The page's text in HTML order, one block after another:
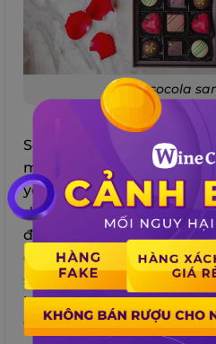
Hộp socola
Socola là một loại quà
mạn, thường được
yêu, vợ hoặc bạn gái.
dạng, kích cỡ và hương vị
đen, trắng, sữa cho
dâu tây, caramel… Bạn
socola sang trọng để
hiện ý nghĩa của sự ngọt
thương.